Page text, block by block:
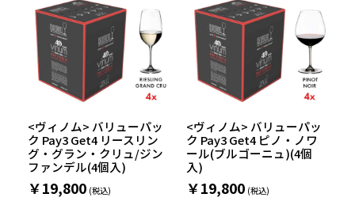
<ヴィノム> バリューパッ
ク Pay3 Get4 リースリン
グ・グラン・クリュ/ジン
ファンデル(4個入)
￥19,800
<ヴィノム> バリューパッ
ク Pay3 Get4 ピノ・ノワ
ール(ブルゴーニュ)(4個
入)
￥19,800